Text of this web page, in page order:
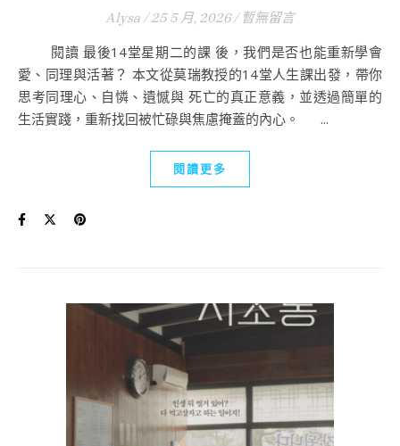
Alysa / 25 5 月, 2026 / 暫無留言
閱讀 最後14堂星期二的課 後，我們是否也能重新學會
愛、同理與活著？ 本文從莫瑞教授的14堂人生課出發，帶你
思考同理心、自憐、遺憾與 死亡的真正意義，並透過簡單的
生活實踐，重新找回被忙碌與焦慮掩蓋的內心。 ...
閱讀更多